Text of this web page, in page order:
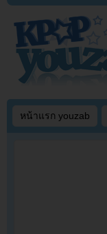
หน้าแรก youzab